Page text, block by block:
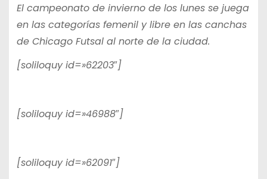
El campeonato de invierno de los lunes se juega
en las categorías femenil y libre en las canchas
de Chicago Futsal al norte de la ciudad.
[soliloquy id=»62203″]
[soliloquy id=»46988″]
[soliloquy id=»62091″]